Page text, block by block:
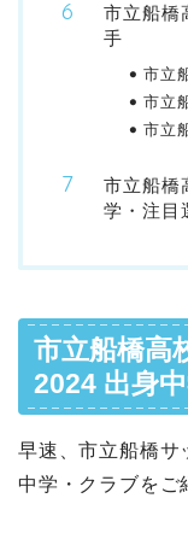
市立船橋
手
市立
市立
市立
市立船橋
学・注目
市立船橋高
2024 出身
早速、市立船橋
中学・クラブをご